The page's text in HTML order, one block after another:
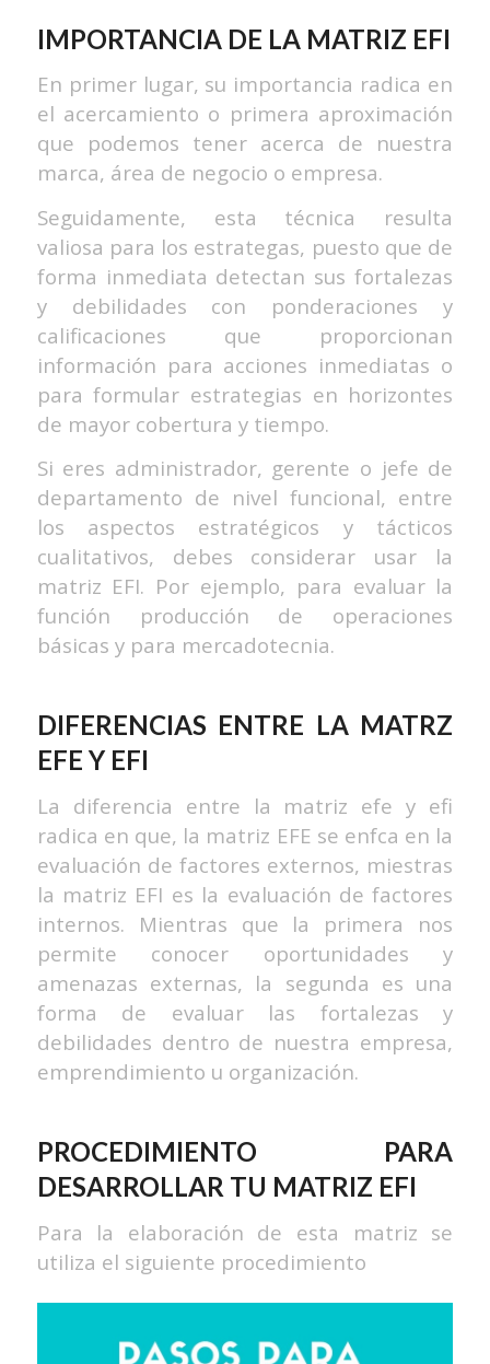
IMPORTANCIA DE LA MATRIZ EFI
En primer lugar, su importancia radica en
el acercamiento o primera aproximación
que podemos tener acerca de nuestra
marca, área de negocio o empresa.
Seguidamente, esta técnica resulta
valiosa para los estrategas, puesto que de
forma inmediata detectan sus fortalezas
y debilidades con ponderaciones y
calificaciones que proporcionan
información para acciones inmediatas o
para formular estrategias en horizontes
de mayor cobertura y tiempo.
Si eres administrador, gerente o jefe de
departamento de nivel funcional, entre
los aspectos estratégicos y tácticos
cualitativos, debes considerar usar la
matriz EFI. Por ejemplo, para evaluar la
función producción de operaciones
básicas y para mercadotecnia.
DIFERENCIAS ENTRE LA MATRZ
EFE Y EFI
La diferencia entre la matriz efe y efi
radica en que, la matriz EFE se enfca en la
evaluación de factores externos, miestras
la matriz EFI es la evaluación de factores
internos. Mientras que la primera nos
permite conocer oportunidades y
amenazas externas, la segunda es una
forma de evaluar las fortalezas y
debilidades dentro de nuestra empresa,
emprendimiento u organización.
PROCEDIMIENTO PARA
DESARROLLAR TU MATRIZ EFI
Para la elaboración de esta matriz se
utiliza el siguiente procedimiento